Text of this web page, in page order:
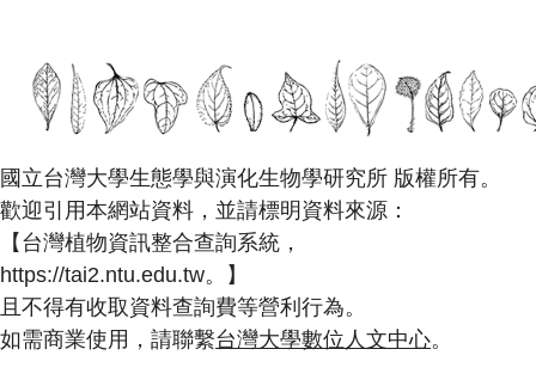
國立台灣大學生態學與演化生物學研究所 版權所有。
歡迎引用本網站資料，並請標明資料來源：
【台灣植物資訊整合查詢系統，
https://tai2.ntu.edu.tw。】
且不得有收取資料查詢費等營利行為。
如需商業使用，請聯繫台灣大學數位人文中心。